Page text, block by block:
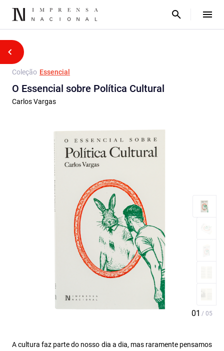
Coleção Essencial
O Essencial sobre Política Cultural
Carlos Vargas
A cultura faz parte do nosso dia a dia, mas raramente pensamos